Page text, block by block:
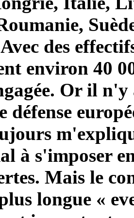
des
environ 40
Or il
défense
à s'imposer
Mais le
longue «